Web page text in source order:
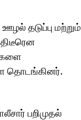
தடுப்பு மற்றும்
தொடங்கினர்.
பறிமுதல்